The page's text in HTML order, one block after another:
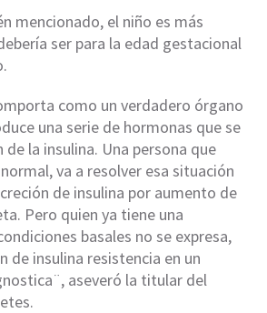
mencionado, el niño es más
ser para la edad gestacional
como un verdadero órgano
una serie de hormonas que se
de la insulina. Una persona que
va a resolver esa situación
de insulina por aumento de
Pero quien ya tiene una
basales no se expresa,
de insulina resistencia en un
aseveró la titular del